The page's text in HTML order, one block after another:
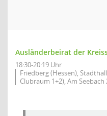
Ausländerbeirat der
18:30-20:19 Uhr
Friedberg (Hessen),
Clubraum 1+2), Am Seebach